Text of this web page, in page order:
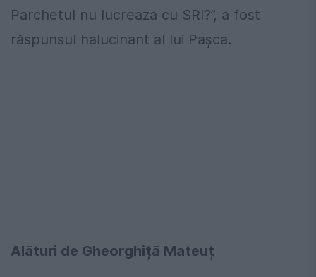
Parchetul nu lucreaza cu SRI?”, a fost
răspunsul halucinant al lui Pașca.
Alături de Gheorghiță Mateuț